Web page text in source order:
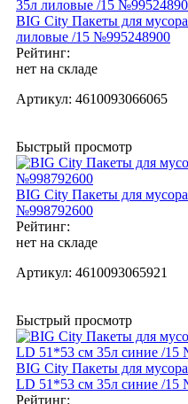
BIG City Пакеты для
лиловые /15 №995248900
Рейтинг:
нет на складе
Артикул: 4610093066065
Быстрый просмотр
BIG City Пакеты для
№998792600
Рейтинг:
нет на складе
Артикул: 4610093065921
Быстрый просмотр
BIG City Пакеты для
LD 51*53 см 35л синие /15
Рейтинг: